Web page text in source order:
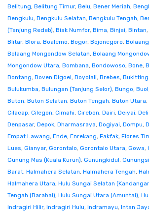
Belitung, Belitung Timur, Belu, Bener Meriah,
Bengkulu, Bengkulu Selatan, Bengkulu Tengah,
(Tanjung Redeb), Biak Numfor, Bima, Binjai, Bintan,
Blitar, Blora, Boalemo, Bogor, Bojonegoro,
Bolaang Mongondow Selatan, Bolaang
Mongondow Utara, Bombana, Bondowoso, Bone,
Bontang, Boven Digoel, Boyolali, Brebes,
Bulukumba, Bulungan (Tanjung Selor), Bungo, Buol
Buton, Buton Selatan, Buton Tengah, Buton Utara,
Cilacap, Cilegon, Cimahi, Cirebon, Dairi, Deiyai,
Denpasar, Depok, Dharmasraya, Dogiyai, Dompu,
Empat Lawang, Ende, Enrekang, Fakfak, Flores
Lues, Gianyar, Gorontalo, Gorontalo Utara, Gowa,
Gunung Mas (Kuala Kurun), Gunungkidul,
Barat, Halmahera Selatan, Halmahera Tengah,
Halmahera Utara, Hulu Sungai Selatan
Tengah (Barabai), Hulu Sungai Utara (Amuntai),
Indragiri Hilir, Indragiri Hulu, Indramayu, Intan